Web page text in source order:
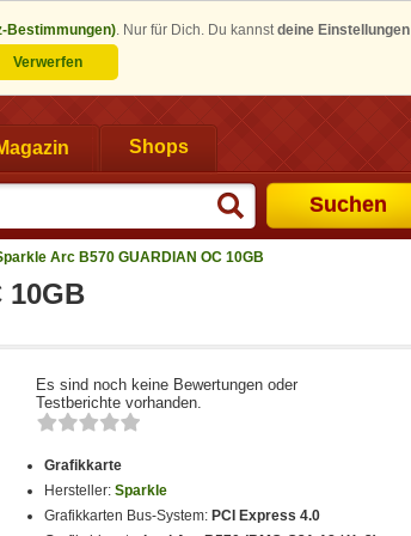
Bestimmungen). Nur für Dich. Du kannstdeine Einstellungen
Verwerfen
Shops
Suchen
Arc B570 GUARDIAN OC 10GB
10GB
Es sind noch keine Bewertungen oder
Testberichte vorhanden.
Grafikkarte
Hersteller:Sparkle
Grafikkarten Bus-System: PCI Express 4.0